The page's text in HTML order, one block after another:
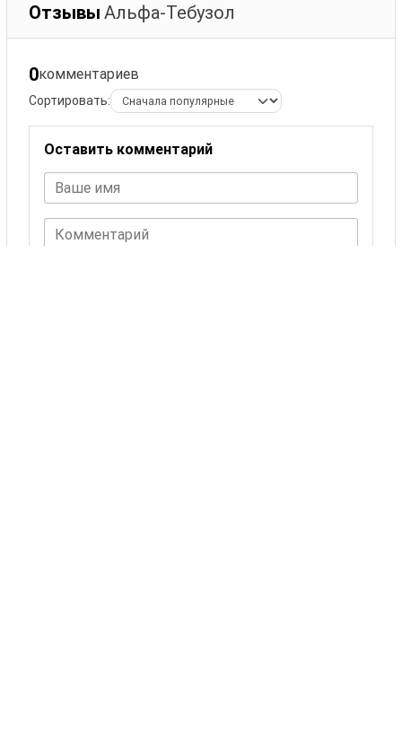
Отзывы Альфа-Тебузол
0комментариев
Сортировать:
Оставить комментарий
Ваше имя
Комментарий